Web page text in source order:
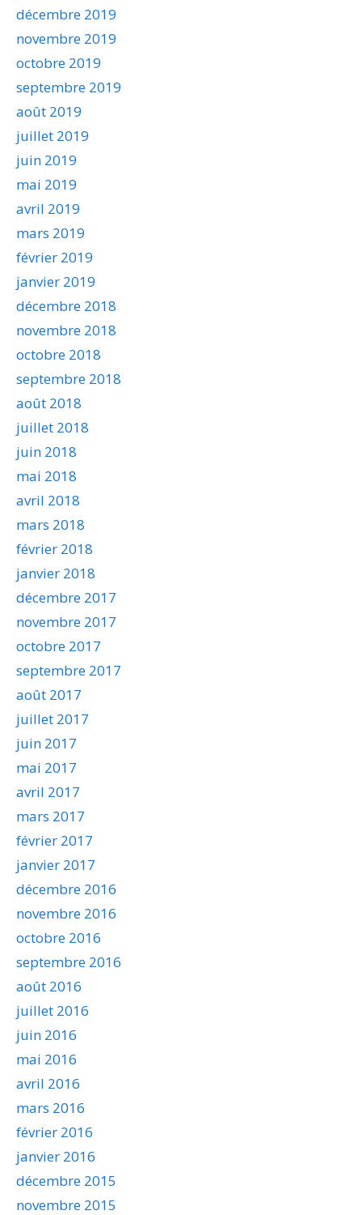
décembre 2019
novembre 2019
octobre 2019
septembre 2019
août 2019
juillet 2019
juin 2019
mai 2019
avril 2019
mars 2019
février 2019
janvier 2019
décembre 2018
novembre 2018
octobre 2018
septembre 2018
août 2018
juillet 2018
juin 2018
mai 2018
avril 2018
mars 2018
février 2018
janvier 2018
décembre 2017
novembre 2017
octobre 2017
septembre 2017
août 2017
juillet 2017
juin 2017
mai 2017
avril 2017
mars 2017
février 2017
janvier 2017
décembre 2016
novembre 2016
octobre 2016
septembre 2016
août 2016
juillet 2016
juin 2016
mai 2016
avril 2016
mars 2016
février 2016
janvier 2016
décembre 2015
novembre 2015